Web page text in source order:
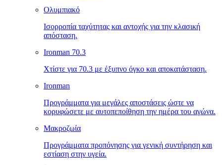
Ολυμπιακό
Ισορροπία ταχύτητας και αντοχής για την κλασική
απόσταση.
Ironman 70.3
Χτίστε για 70.3 με έξυπνο όγκο και αποκατάσταση.
Ironman
Προγράμματα για μεγάλες αποστάσεις ώστε να
κορυφώσετε με αυτοπεποίθηση την ημέρα του αγώνα.
Μακροζωία
Προγράμματα προπόνησης για γενική συντήρηση και
εστίαση στην υγεία.